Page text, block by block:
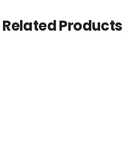
Related Products